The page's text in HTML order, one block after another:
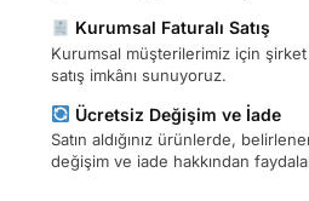
Kurumsal Faturalı Satış
Kurumsal müşterilerimiz için şirket
satış imkânı sunuyoruz.
Ücretsiz Değişim ve İade
Satın aldığınız ürünlerde,
değişim ve iade hakkından